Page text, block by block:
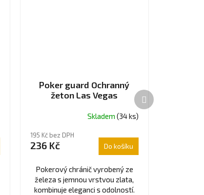
Poker guard Ochranný
žeton Las Vegas
Skladem (34 ks)
195 Kč bez DPH
236 Kč Do košíku
Pokerový chránič vyrobený ze
železa s jemnou vrstvou zlata,
kombinuje eleganci s odolností.
Další
produkt